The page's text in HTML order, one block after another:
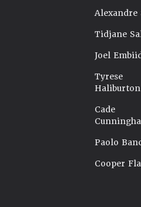
Alexandre
Tidjane
Joel
Tyrese
Haliburton
Cade
Paolo
Cooper